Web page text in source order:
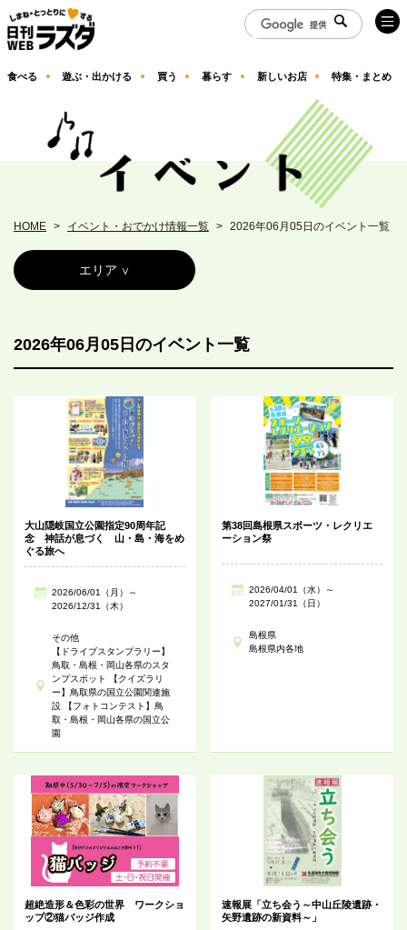
食べる 遊ぶ・出かける 買う 暮らす 新しいお店 特集・まとめ
HOME イベント・おでかけ情報一覧 2026年06月05日のイベント一覧
エリア
2026年06月05日のイベント一覧
大山隠岐国立公園指定90周年記
念 神話が息づく 山・島・海をめ
ぐる旅へ
2026/06/01（月）～
2026/12/31（木）
その他
【ドライブスタンプラリー】
鳥取・島根・岡山各県のスタ
ンプスポット 【クイズラリ
ー】鳥取県の国立公園関連施
設 【フォトコンテスト】鳥
取・島根・岡山各県の国立公
園
第38回島根県スポーツ・レクリエ
ーション祭
2026/04/01（水）～
2027/01/31（日）
島根県
島根県内各地
超絶造形＆色彩の世界 ワークショ
ップ②猫バッジ作成
速報展「立ち会う～中山丘陵遺跡・
矢野遺跡の新資料～」